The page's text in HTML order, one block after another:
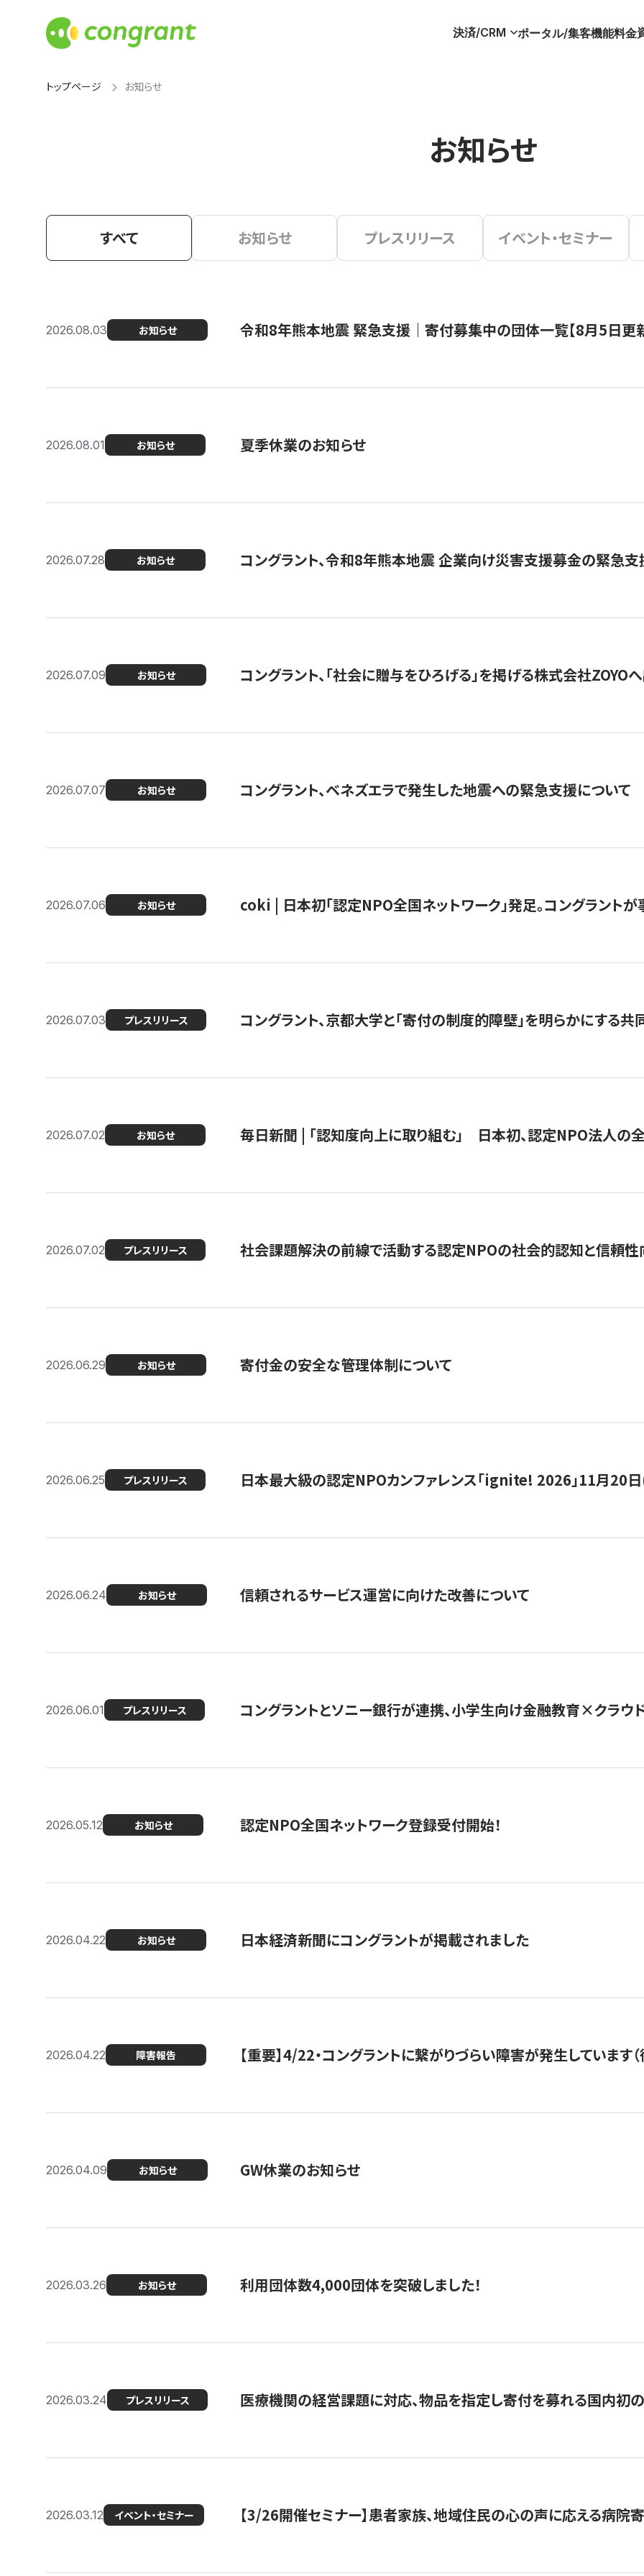
決済/CRM ポータル/集客機能料金
トップページ お知らせ
お知らせ
すべて お知らせ プレスリリース イベント・セミナー
2026.08.03 お知らせ 令和8年熊本地震 緊急支援｜寄付募集中の団体一覧【8月5日更
2026.08.01 お知らせ 夏季休業のお知らせ
2026.07.28 お知らせ コングラント、令和8年熊本地震 企業向け災害支援募金の緊急
2026.07.09 お知らせ コングラント、「社会に贈与をひろげる」を掲げる株式会社ZOYO
2026.07.07 お知らせ コングラント、ベネズエラで発生した地震への緊急支援について
2026.07.06 お知らせ coki | 日本初「認定NPO全国ネットワーク」発足。コングラント
2026.07.03 プレスリリース コングラント、京都大学と「寄付の制度的障壁」を明らかにする
2026.07.02 お知らせ 毎日新聞 | 「認知度向上に取り組む」 日本初、認定NPO法人の
2026.07.02 プレスリリース 社会課題解決の前線で活動する認定NPOの社会的認知と信頼性
2026.06.29 お知らせ 寄付金の安全な管理体制について
2026.06.25 プレスリリース 日本最大級の認定NPOカンファレンス「ignite! 2026」11月20
2026.06.24 お知らせ 信頼されるサービス運営に向けた改善について
2026.06.01 プレスリリース コングラントとソニー銀行が連携、小学生向け金融教育×クラウ
2026.05.12 お知らせ 認定NPO全国ネットワーク登録受付開始！
2026.04.22 お知らせ 日本経済新聞にコングラントが掲載されました
2026.04.22 障害報告 【重要】4/22・コングラントに繋がりづらい障害が発生しています（
2026.04.09 お知らせ GW休業のお知らせ
2026.03.26 お知らせ 利用団体数4,000団体を突破しました！
2026.03.24 プレスリリース 医療機関の経営課題に対応、物品を指定し寄付を募れる国内初の
2026.03.12 イベント・セミナー 【3/26開催セミナー】患者家族、地域住民の心の声に応える病院